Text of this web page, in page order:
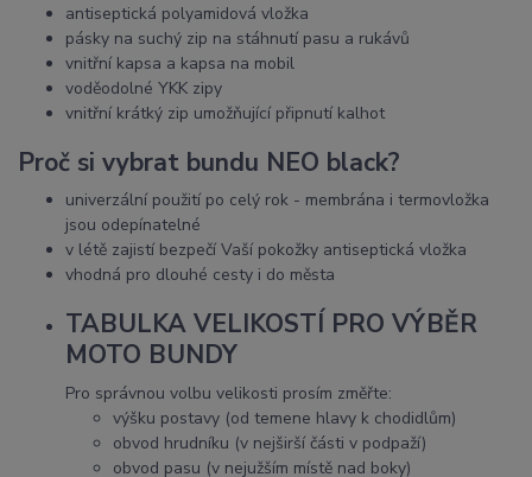
antiseptická polyamidová vložka
pásky na suchý zip na stáhnutí pasu a rukávů
vnitřní kapsa a kapsa na mobil
voděodolné YKK zipy
vnitřní krátký zip umožňující připnutí kalhot
Proč si vybrat bundu NEO black?
univerzální použití po celý rok - membrána i termovložka
jsou odepínatelné
v létě zajistí bezpečí Vaší pokožky antiseptická vložka
vhodná pro dlouhé cesty i do města
TABULKA VELIKOSTÍ PRO VÝBĚR
MOTO BUNDY
Pro správnou volbu velikosti prosím změřte:
výšku postavy (od temene hlavy k chodidlům)
obvod hrudníku (v nejširší části v podpaží)
obvod pasu (v nejužším místě nad boky)